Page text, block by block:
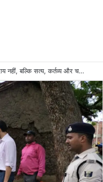
भारतीय शिक्षण पद्धति में धर्म का अर्थ संप्रदाय नहीं, बल्कि सत्य, कर्तव्य और चरित्र निर्माण है: विजय प्रकाश